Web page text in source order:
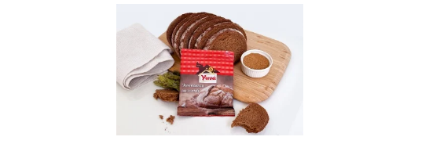
Фокача със синьо
сирене, лук и орехи